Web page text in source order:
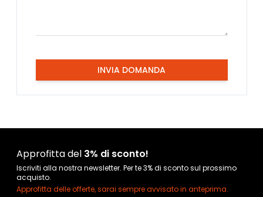
INVIA DOMANDA
Approfitta del 3% di sconto!
Iscriviti alla nostra newsletter. Per te 3% di sconto sul prossimo
acquisto.
Approfitta delle offerte, sarai sempre avvisato in anteprima.